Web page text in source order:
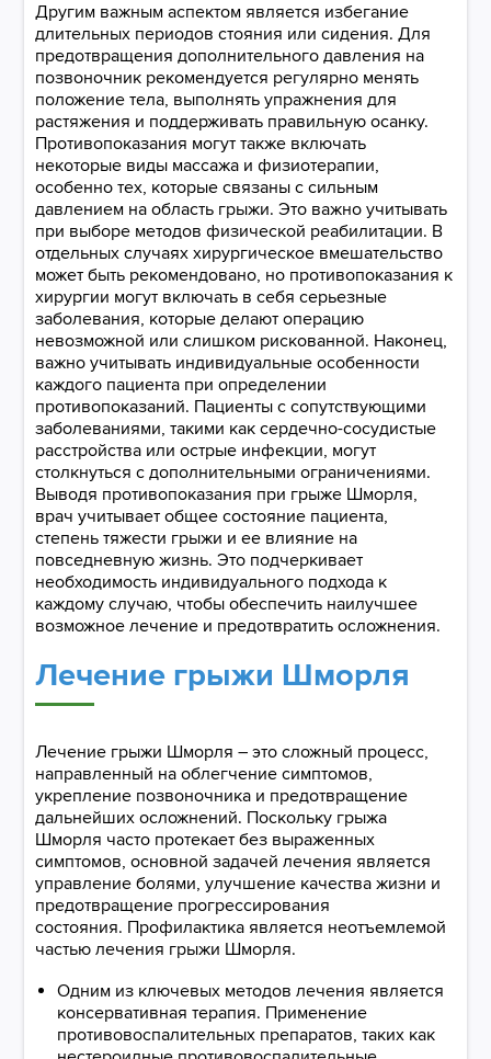
Другим важным аспектом является избегание
длительных периодов стояния или сидения. Для
предотвращения дополнительного давления на
позвоночник рекомендуется регулярно менять
положение тела, выполнять упражнения для
растяжения и поддерживать правильную осанку.
Противопоказания могут также включать
некоторые виды массажа и физиотерапии,
особенно тех, которые связаны с сильным
давлением на область грыжи. Это важно учитывать
при выборе методов физической реабилитации. В
отдельных случаях хирургическое вмешательство
может быть рекомендовано, но противопоказания к
хирургии могут включать в себя серьезные
заболевания, которые делают операцию
невозможной или слишком рискованной. Наконец,
важно учитывать индивидуальные особенности
каждого пациента при определении
противопоказаний. Пациенты с сопутствующими
заболеваниями, такими как сердечно-сосудистые
расстройства или острые инфекции, могут
столкнуться с дополнительными ограничениями.
Выводя противопоказания при грыже Шморля,
врач учитывает общее состояние пациента,
степень тяжести грыжи и ее влияние на
повседневную жизнь. Это подчеркивает
необходимость индивидуального подхода к
каждому случаю, чтобы обеспечить наилучшее
возможное лечение и предотвратить осложнения.
Лечение грыжи Шморля
Лечение грыжи Шморля – это сложный процесс,
направленный на облегчение симптомов,
укрепление позвоночника и предотвращение
дальнейших осложнений. Поскольку грыжа
Шморля часто протекает без выраженных
симптомов, основной задачей лечения является
управление болями, улучшение качества жизни и
предотвращение прогрессирования
состояния. Профилактика является неотъемлемой
частью лечения грыжи Шморля.
Одним из ключевых методов лечения является
консервативная терапия. Применение
противовоспалительных препаратов, таких как